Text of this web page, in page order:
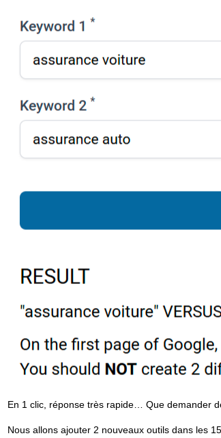
En 1 clic, réponse très rapide… Que demander
Nous allons ajouter 2 nouveaux outils dans les